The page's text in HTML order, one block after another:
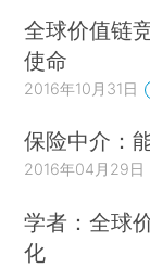
及稳健性之
新冠疫情期间
国家应急需求
球价值链的影
方面的风险。
新冠疫情期
全球价值链
使命
2016年10月31日
保险中介：
2016年04月29日
学者：全球
化